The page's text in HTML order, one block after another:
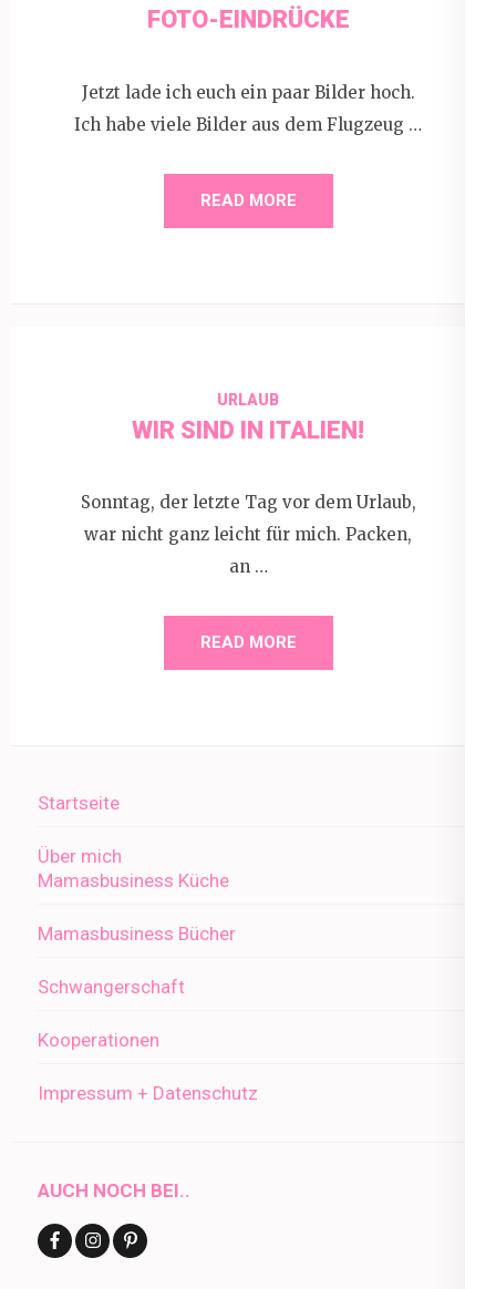
FOTO-EINDRÜCKE
Jetzt lade ich euch ein paar Bilder hoch.
Ich habe viele Bilder aus dem Flugzeug …
READ MORE
URLAUB
WIR SIND IN ITALIEN!
Sonntag, der letzte Tag vor dem Urlaub,
war nicht ganz leicht für mich. Packen,
an …
READ MORE
Startseite
Über mich
Mamasbusiness Küche
Mamasbusiness Bücher
Schwangerschaft
Kooperationen
Impressum + Datenschutz
AUCH NOCH BEI..